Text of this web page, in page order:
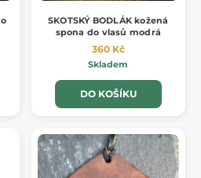
SKOTSKÝ BODLÁK kožená
spona do vlasů modrá
360 Kč
Skladem
DO KOŠÍKU